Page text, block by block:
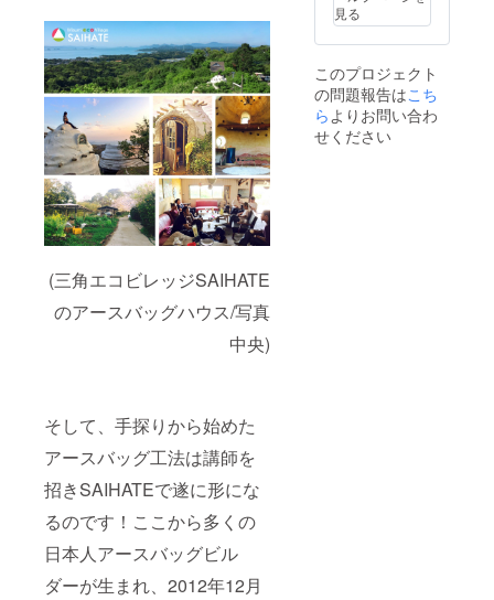
(三角エコビレッジSAIHATE
のアースバッグハウス/写真
中央)
そして、手探りから始めた
アースバッグ工法は講師を
招きSAIHATEで遂に形にな
るのです！ここから多くの
日本人アースバッグビル
ダーが生まれ、2012年12月
見る
このプロジェクト
の問題報告はこち
らよりお問い合わ
せください